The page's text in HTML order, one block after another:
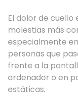
El dolor de cuello
molestias más
especialmente
personas que
frente a la
ordenador o en
estáticas.